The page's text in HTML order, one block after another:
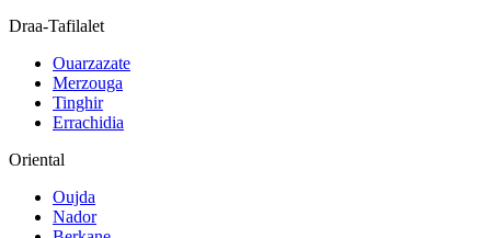
Draa-Tafilalet
Ouarzazate
Merzouga
Tinghir
Errachidia
Oriental
Oujda
Nador